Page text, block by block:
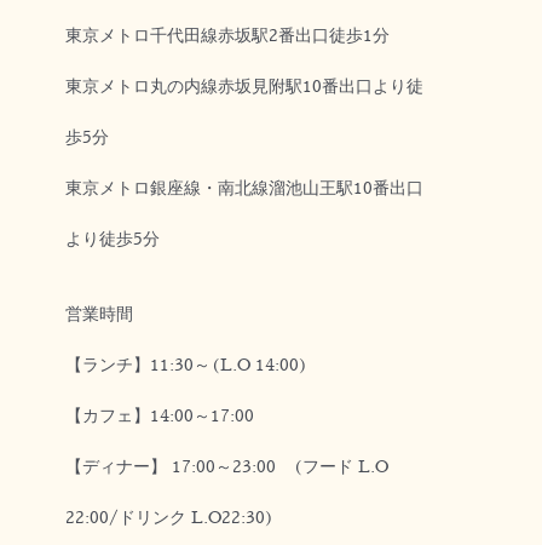
東京メトロ千代田線赤坂駅2番出口徒歩1分
東京メトロ丸の内線赤坂見附駅10番出口より徒
歩5分
東京メトロ銀座線・南北線溜池山王駅10番出口
より徒歩5分
営業時間
【ランチ】11:30～(L.O 14:00)
【カフェ】14:00～17:00
【ディナー】 17:00～23:00 (フード L.O
22:00/ドリンク L.O22:30)